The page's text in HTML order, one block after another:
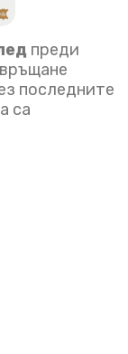
преди
последните
са